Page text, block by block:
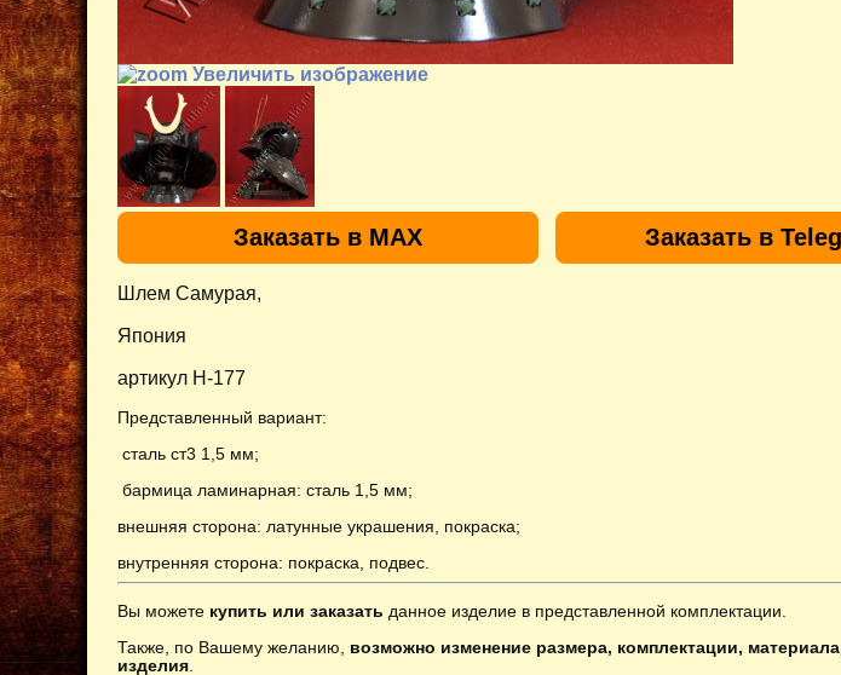
Увеличить изображение
Заказать в MAX Заказать в
Шлем Самурая,
Япония
артикул H-177
Представленный вариант:
сталь ст3 1,5 мм;
бармица ламинарная: сталь 1,5 мм;
внешняя сторона: латунные украшения, покраска;
внутренняя сторона: покраска, подвес
Вы можете купить или заказать данное изделие в представленной комплектации.
Также, по Вашему желанию, возможно изменение размера, комплектации,
изделия